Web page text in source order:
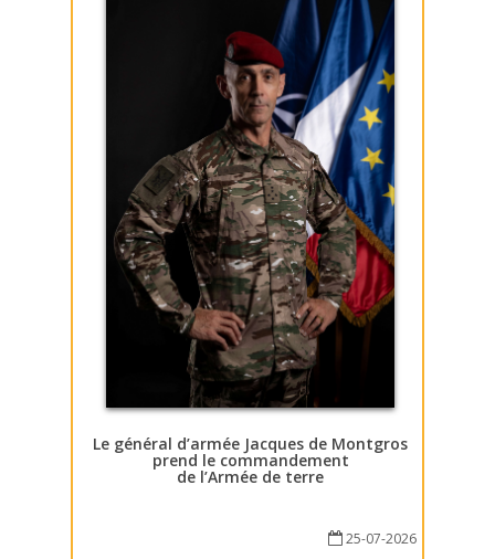
Le général d’armée Jacques de Montgros
prend le commandement
de l’Armée de terre
25-07-2026